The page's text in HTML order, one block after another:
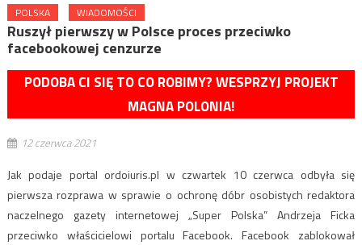
POLSKA WIADOMOŚCI
Ruszył pierwszy w Polsce proces przeciwko
facebookowej cenzurze
PODOBA CI SIĘ TO CO ROBIMY? WESPRZYJ PROJEKT
MAGNA POLONIA!
12 czerwca 2021
Jak podaje portal ordoiuris.pl w czwartek 10 czerwca odbyła się
pierwsza rozprawa w sprawie o ochronę dóbr osobistych redaktora
naczelnego gazety internetowej „Super Polska” Andrzeja Ficka
przeciwko właścicielowi portalu Facebook. Facebook zablokował